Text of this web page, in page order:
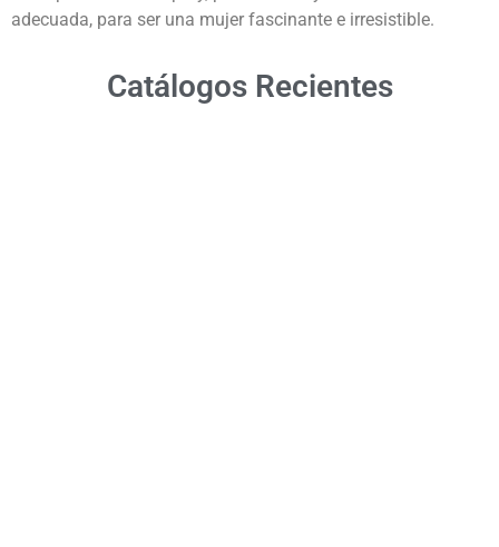
adecuada, para ser una mujer fascinante e irresistible.
Catálogos Recientes